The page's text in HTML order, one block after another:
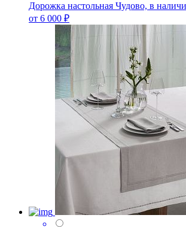
Дорожка настольная Чудово, в
от 6 000 ₽